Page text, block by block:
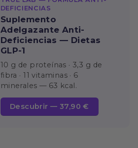
DEFICIENCIAS
Suplemento
Adelgazante Anti-
Deficiencias — Dietas
GLP-1
10 g de proteínas · 3,3 g de
fibra · 11 vitaminas · 6
minerales — 63 kcal.
Descubrir — 37,90 €